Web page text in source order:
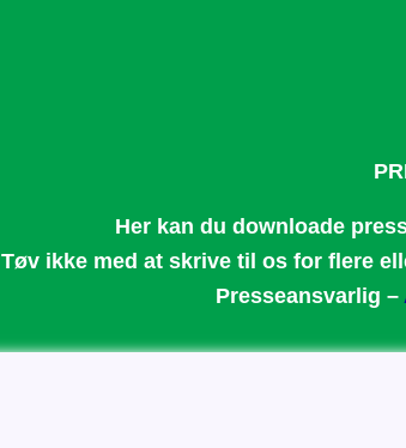
Her kan du downloade
Tøv ikke med at skrive til os for flere
Presseansvarlig –